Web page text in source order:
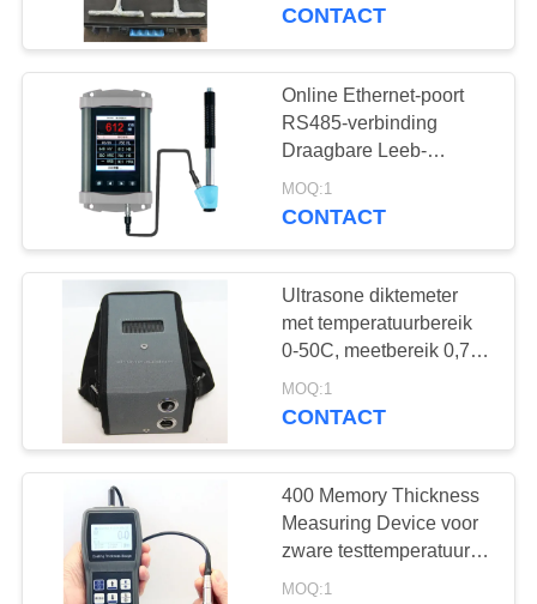
Holiday Detector
Magnetisch
onderzoek
CONTACT
Online Ethernet-poort
RS485-verbinding
Draagbare Leeb-
hardheidstester voor
echttijdhardheidstesten
MOQ:1
CONTACT
Ultrasone diktemeter
met temperatuurbereik
0-50C, meetbereik 0,75
mm tot 300 mm en
testdiepte 120 mm
MOQ:1
CONTACT
400 Memory Thickness
Measuring Device voor
zware testtemperatuur
tot 800 graden C
MOQ:1